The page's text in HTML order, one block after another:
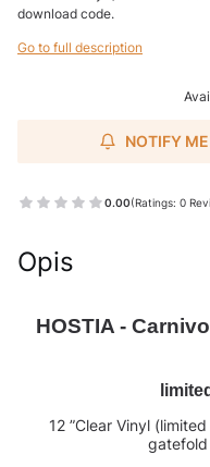
download code.
Go to full description
NOTIFY
0.00(Ratings: 0
Opis
HOSTIA -
12 ”Clear Vinyl